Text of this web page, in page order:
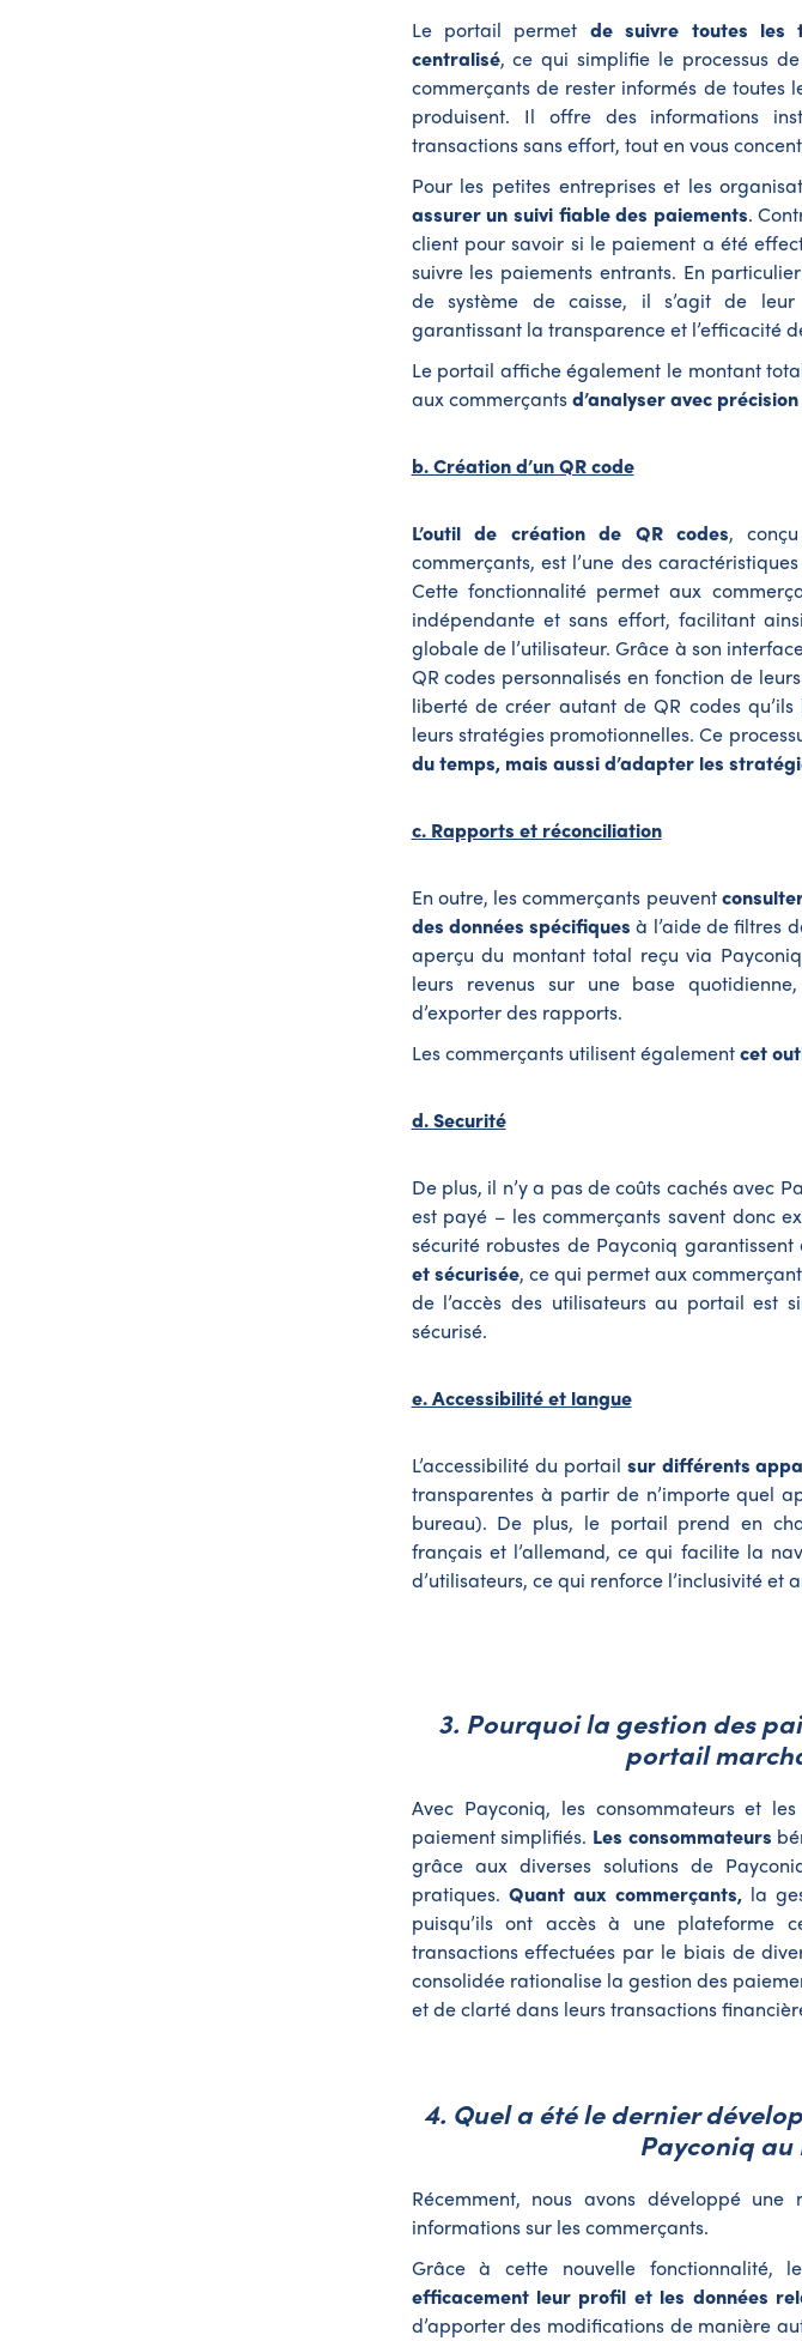
Le portail permet de suivre toutes les
centralisé, ce qui simplifie le processus
commerçants de rester informés de toutes
produisent. Il offre des informations
transactions sans effort, tout en vous
Pour les petites entreprises et les
assurer un suivi fiable des paiements.
client pour savoir si le paiement a été
suivre les paiements entrants. En
de système de caisse, il s’agit de
garantissant la transparence et l’efficacité
Le portail affiche également le montant
aux commerçantsd’analyser avec
b. Création d’un QR code
L’outil de création de QR codes,
commerçants, est l’une des
Cette fonctionnalité permet aux
indépendante et sans effort, facilitant
globale de l’utilisateur. Grâce à son
QR codes personnalisés en fonction de
liberté de créer autant de QR codes
leurs stratégies promotionnelles. Ce
du temps, mais aussi d’adapter les
c. Rapports et réconciliation
En outre, les commerçants peuvent
des données spécifiques à l’aide de filtres
aperçu du montant total reçu via
leurs revenus sur une base
d’exporter des rapports.
Les commerçants utilisent égalementcet
d. Securité
De plus, il n’y a pas de coûts cachés avec
est payé – les commerçants savent donc
sécurité robustes de Payconiq
et sécurisée, ce qui permet aux
de l’accès des utilisateurs au portail est
sécurisé.
e. Accessibilité et langue
L’accessibilité du portail sur différents
transparentes à partir de n’importe quel
bureau). De plus, le portail prend en
français et l’allemand, ce qui facilite la
d’utilisateurs, ce qui renforce l’inclusivité et
3. Pourquoi la gestion des
portail
Avec Payconiq, les consommateurs et
paiement simplifiés. Les consommateurs
grâce aux diverses solutions de
pratiques. Quant aux commerçants,la
puisqu’ils ont accès à une plateforme
transactions effectuées par le biais de
consolidée rationalise la gestion des
et de clarté dans leurs transactions
4. Quel a été le dernier
Payconiq au
Récemment, nous avons développé
informations sur les commerçants.
Grâce à cette nouvelle fonctionnalité,
efficacement leur profil et les données
d’apporter des modifications de manière